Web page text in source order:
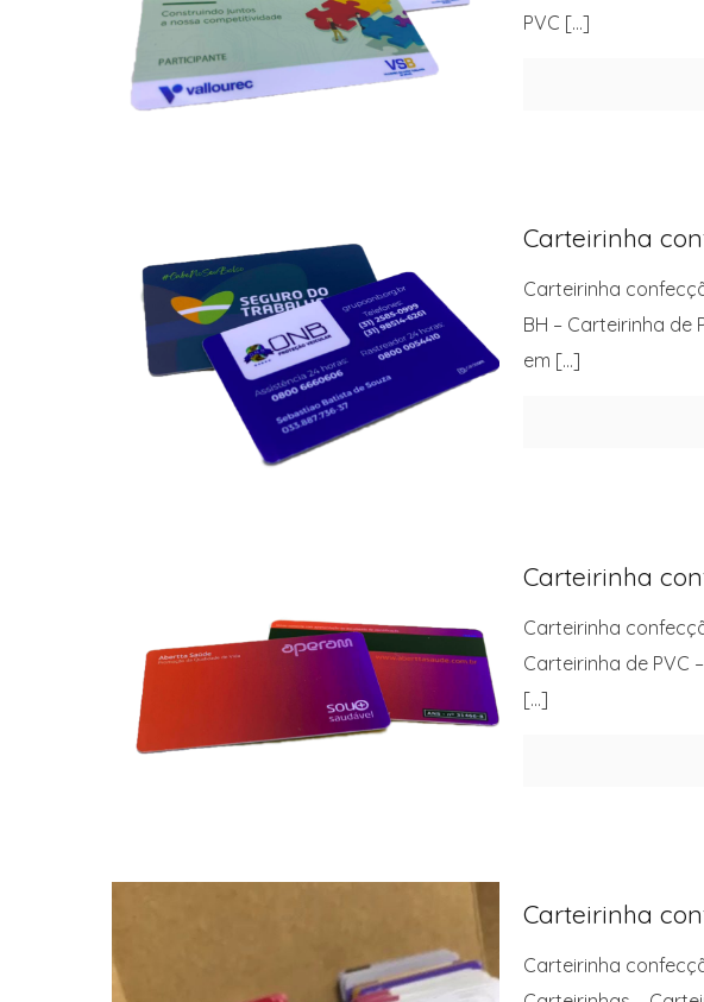
PVC […]
Carteirinha
Carteirinha
BH – Carteirinha de
em […]
Carteirinha
Carteirinha
Carteirinha de PVC
[…]
Carteirinha
Carteirinha